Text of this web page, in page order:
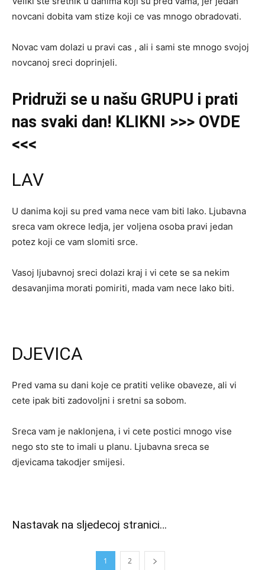
novcani dobita vam stize koji ce vas mnogo obradovati.
Novac vam dolazi u pravi cas , ali i sami ste mnogo svojoj
novcanoj sreci doprinjeli.
Pridruži se u našu GRUPU i prati
nas svaki dan! KLIKNI >>> OVDE
<<<
LAV
U danima koji su pred vama nece vam biti lako. Ljubavna
sreca vam okrece ledja, jer voljena osoba pravi jedan
potez koji ce vam slomiti srce.
Vasoj ljubavnoj sreci dolazi kraj i vi cete se sa nekim
desavanjima morati pomiriti, mada vam nece lako biti.
DJEVICA
Pred vama su dani koje ce pratiti velike obaveze, ali vi
cete ipak biti zadovoljni i sretni sa sobom.
Sreca vam je naklonjena, i vi cete postici mnogo vise
nego sto ste to imali u planu. Ljubavna sreca se
djevicama takodjer smijesi.
Nastavak na sljedecoj stranici…
1 2